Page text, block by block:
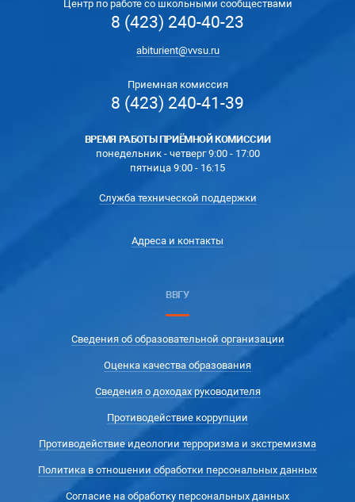
Центр по работе со школьными сообществами
8 (423) 240-40-23
abiturient@vvsu.ru
Приемная комиссия
8 (423) 240-41-39
ВРЕМЯ РАБОТЫ ПРИЁМНОЙ КОМИССИИ
понедельник - четверг 9:00 - 17:00
пятница 9:00 - 16:15
Служба технической поддержки
Адреса и контакты
ВВГУ
Сведения об образовательной организации
Оценка качества образования
Сведения о доходах руководителя
Противодействие коррупции
Противодействие идеологии терроризма и экстремизма
Политика в отношении обработки персональных данных
Согласие на обработку персональных данных